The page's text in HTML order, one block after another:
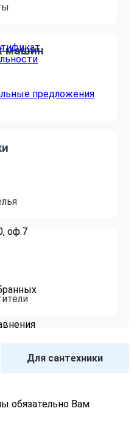
машин
Для сантехники
предложения
оф.7
обязательно Вам